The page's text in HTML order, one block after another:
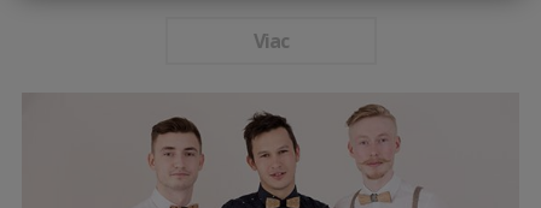
Viac